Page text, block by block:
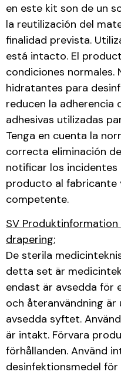
en este kit son de un
la reutilización del
finalidad prevista.
está intacto. El
condiciones
hidratantes para
reducen la adherencia
adhesivas utilizadas
Tenga en cuenta la
correcta eliminación
notificar los incidentes
producto al fabricante
competente.
SV
drapering:
De sterila
detta set är
endast är avsedda för
och återanvändning
avsedda syftet.
är intakt. Förvara
förhållanden. Använd
desinfektionsmedel för